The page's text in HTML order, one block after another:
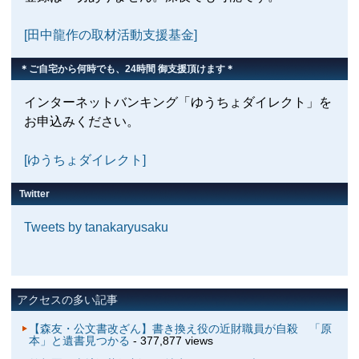
[田中龍作の取材活動支援基金]
＊ご自宅から何時でも、24時間 御支援頂けます＊
インターネットバンキング「ゆうちょダイレクト」を
お申込みください。
[ゆうちょダイレクト]
Twitter
Tweets by tanakaryusaku
アクセスの多い記事
【森友・公文書改ざん】書き換え役の近財職員が自殺 「原
本」と遺書見つかる - 377,877 views